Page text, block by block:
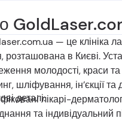
— це клініка
розташована в Києві.
молодості, краси
шліфування, ін’єкції
лікарі-
та індивідуальний
деталі: